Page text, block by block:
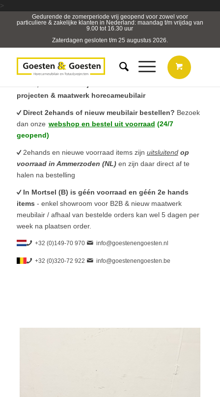
>
Gedurende de zomerperiode vrij geopend voor zowel voor
particuliere & zakelijke klanten in Nederland: maandag t/m vrijdag van
9.00 tot 16.30 uur
Zaterdagen gesloten t/m 25 augustus 2026.
projecten & maatwerk horecameubilair
Direct 2ehands of nieuw meubilair bestellen? Bezoek
dan onze webshop en bestel uit voorraad (24/7
geopend)
2ehands en nieuwe voorraad items zijn uitsluitend op
voorraad in Ammerzoden (NL)en zijn daar direct af te
halen na bestelling
In Mortsel (B) is géén voorraad en géén 2e hands
items - enkel showroom voor B2B & nieuw maatwerk
meubilair / afhaal van bestelde orders kan wel 5 dagen per
week na plaatsen order.
+32 (0)149-70 970 info@goestenengoesten.nl
+32 (0)320-72 922 info@goestenengoesten.be